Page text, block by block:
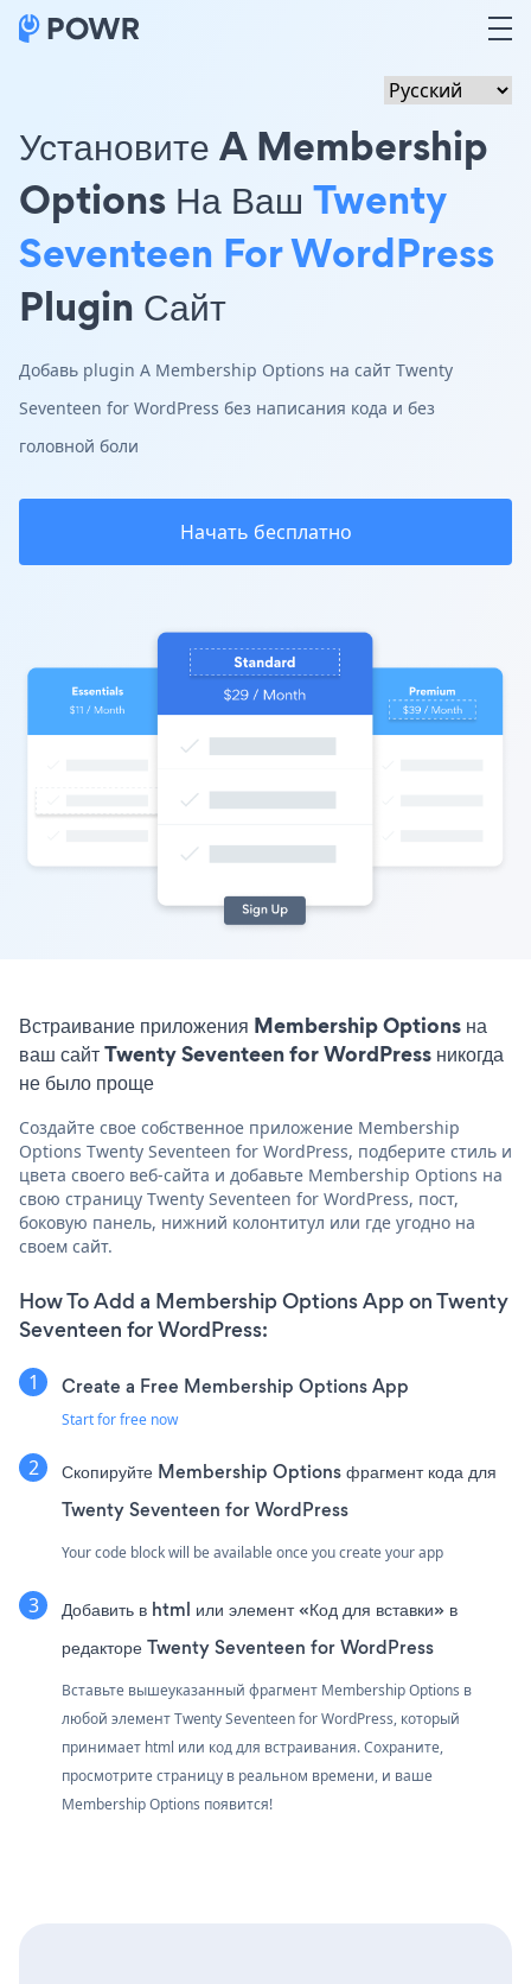
Установите A Membership
Options На Ваш Twenty
Seventeen For WordPress
Plugin Сайт
Добавь plugin A Membership Options на сайт Twenty
Seventeen for WordPress без написания кода и без
головной боли
Начать бесплатно
Встраивание приложения Membership Options на
ваш сайт Twenty Seventeen for WordPress никогда
не было проще
Создайте свое собственное приложение Membership
Options Twenty Seventeen for WordPress, подберите стиль и
цвета своего веб-сайта и добавьте Membership Options на
свою страницу Twenty Seventeen for WordPress, пост,
боковую панель, нижний колонтитул или где угодно на
своем сайт.
How To Add a Membership Options App on Twenty
Seventeen for WordPress:
Create a Free Membership Options App
Start for free now
Скопируйте Membership Options фрагмент кода для
Twenty Seventeen for WordPress
Your code block will be available once you create your app
Добавить в html или элемент «Код для вставки» в
редакторе Twenty Seventeen for WordPress
Вставьте вышеуказанный фрагмент Membership Options в
любой элемент Twenty Seventeen for WordPress, который
принимает html или код для встраивания. Сохраните,
просмотрите страницу в реальном времени, и ваше
Membership Options появится!